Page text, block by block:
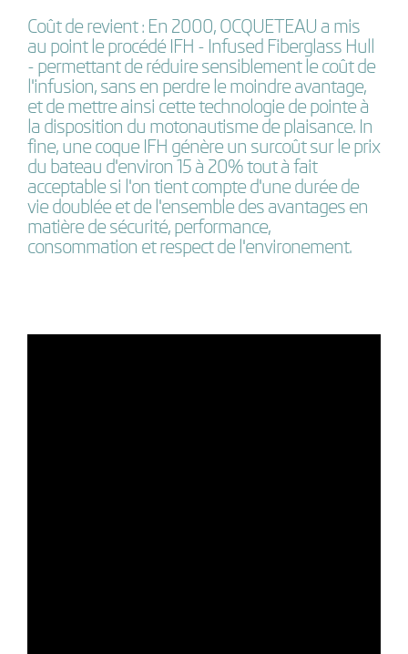
Coût de revient : En 2000, OCQUETEAU a mis
au point le procédé IFH - Infused Fiberglass Hull
- permettant de réduire sensiblement le coût de
l'infusion, sans en perdre le moindre avantage,
et de mettre ainsi cette technologie de pointe à
la disposition du motonautisme de plaisance. In
fine, une coque IFH génère un surcoût sur le prix
du bateau d'environ 15 à 20% tout à fait
acceptable si l'on tient compte d'une durée de
vie doublée et de l'ensemble des avantages en
matière de sécurité, performance,
consommation et respect de l'environement.